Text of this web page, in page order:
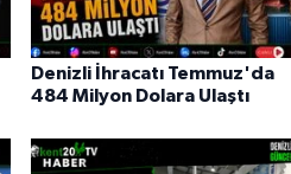
Denizli İhracatı Temmuz'da
484 Milyon Dolara Ulaştı